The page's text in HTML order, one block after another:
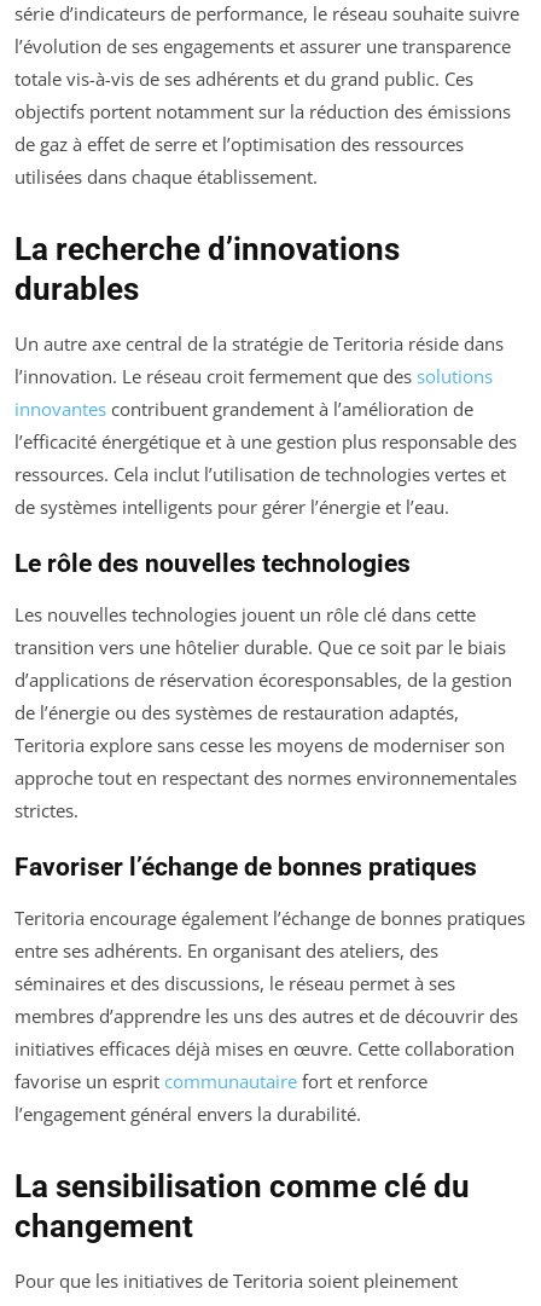
série d’indicateurs de performance, le réseau souhaite suivre
l’évolution de ses engagements et assurer une transparence
totale vis-à-vis de ses adhérents et du grand public. Ces
objectifs portent notamment sur la réduction des émissions
de gaz à effet de serre et l’optimisation des ressources
utilisées dans chaque établissement.
La recherche d’innovations
durables
Un autre axe central de la stratégie de Teritoria réside dans
l’innovation. Le réseau croit fermement que des solutions
innovantes contribuent grandement à l’amélioration de
l’efficacité énergétique et à une gestion plus responsable des
ressources. Cela inclut l’utilisation de technologies vertes et
de systèmes intelligents pour gérer l’énergie et l’eau.
Le rôle des nouvelles technologies
Les nouvelles technologies jouent un rôle clé dans cette
transition vers une hôtelier durable. Que ce soit par le biais
d’applications de réservation écoresponsables, de la gestion
de l’énergie ou des systèmes de restauration adaptés,
Teritoria explore sans cesse les moyens de moderniser son
approche tout en respectant des normes environnementales
strictes.
Favoriser l’échange de bonnes pratiques
Teritoria encourage également l’échange de bonnes pratiques
entre ses adhérents. En organisant des ateliers, des
séminaires et des discussions, le réseau permet à ses
membres d’apprendre les uns des autres et de découvrir des
initiatives efficaces déjà mises en œuvre. Cette collaboration
favorise un esprit communautaire fort et renforce
l’engagement général envers la durabilité.
La sensibilisation comme clé du
changement
Pour que les initiatives de Teritoria soient pleinement